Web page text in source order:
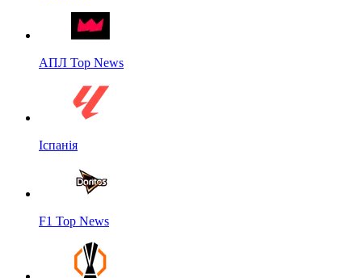
АПЛ Top News
Іспанія
F1 Top News